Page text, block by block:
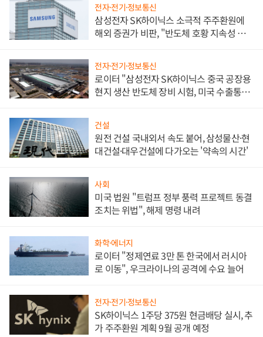
전자·전기·정보통신
삼성전자 SK하이닉스 소극적 주주환원에
해외 증권가 비판, "반도체 호황 지속성 의
전자·전기·정보통신
로이터 "삼성전자 SK하이닉스 중국 공장용
현지 생산 반도체 장비 시험, 미국 수출통제
건설
원전 건설 국내외서 속도 붙어, 삼성물산·현
대건설·대우건설에 다가오는 '약속의 시간'
사회
미국 법원 "트럼프 정부 풍력 프로젝트 동결
조치는 위법", 해제 명령 내려
화학·에너지
로이터 "정제연료 3만 톤 한국에서 러시아
로 이동", 우크라이나의 공격에 수요 늘어
전자·전기·정보통신
SK하이닉스 1주당 375원 현금배당 실시, 추
가 주주환원 계획 9월 공개 예정